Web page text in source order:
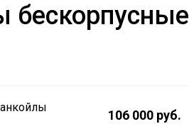
бескорпусные
106 000 руб.